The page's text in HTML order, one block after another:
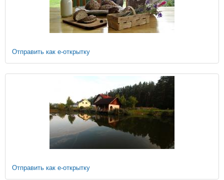
Отправить как е-открытку
Отправить как е-открытку